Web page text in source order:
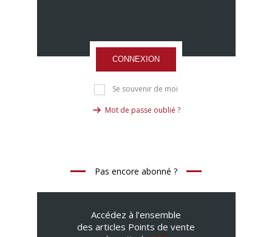
CONNEXION
Se souvenir de moi
Mot de passe oublié ?
Pas encore abonné ?
Accédez à l’ensemble
des articles Points de vente